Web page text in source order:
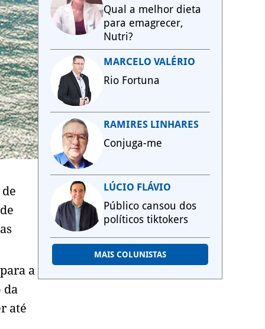
a
da
até
Qual a melhor dieta
para emagrecer,
Nutri?
MARCELO VALÉRIO
Rio Fortuna
RAMIRES LINHARES
Conjuga-me
LÚCIO FLÁVIO
Público cansou dos
políticos tiktokers
MAIS COLUNISTAS